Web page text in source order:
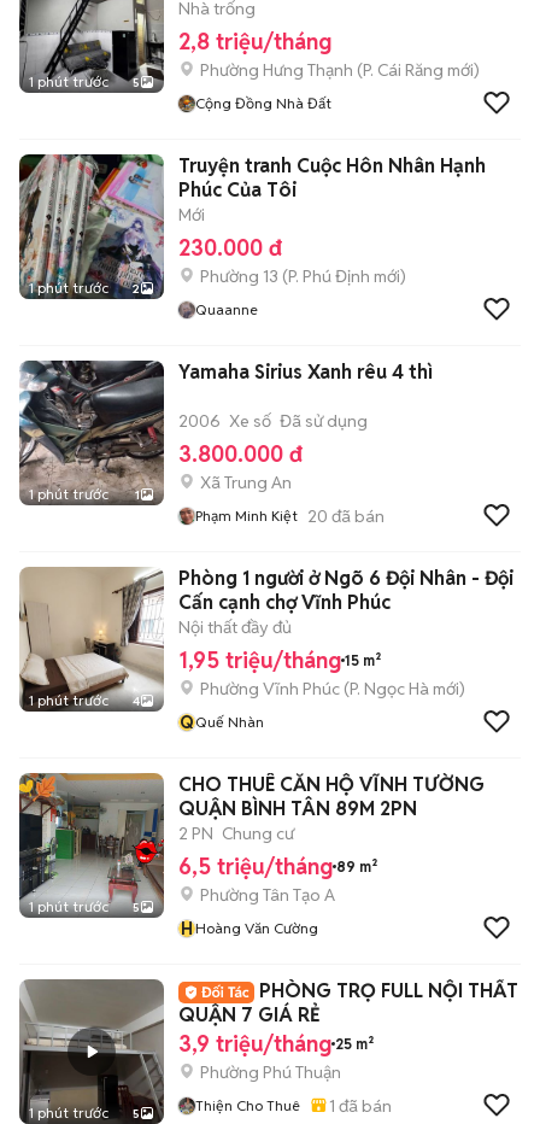
1 phút trước 5
Nhà trống
2,8 triệu/tháng
Phường Hưng Thạnh (P. Cái Răng mới)
Cộng Đồng Nhà Đất
1 phút trước 2
Truyện tranh Cuộc Hôn Nhân Hạnh
Phúc Của Tôi
Mới
230.000 đ
Phường 13 (P. Phú Định mới)
Quaanne
1 phút trước 1
Yamaha Sirius Xanh rêu 4 thì
2006 Xe số Đã sử dụng
3.800.000 đ
Xã Trung An
Phạm Minh Kiệt 20 đã bán
1 phút trước 4
Phòng 1 người ở Ngõ 6 Đội Nhân - Đội
Cấn cạnh chợ Vĩnh Phúc
Nội thất đầy đủ
1,95 triệu/tháng 15 m²
Phường Vĩnh Phúc (P. Ngọc Hà mới)
QQuế Nhàn
1 phút trước 5
CHO THUÊ CĂN HỘ VĨNH TƯỜNG
QUẬN BÌNH TÂN 89M 2PN
2 PN Chung cư
6,5 triệu/tháng 89 m²
Phường Tân Tạo A
HHoàng Văn Cường
1 phút trước 5
PHÒNG TRỌ FULL NỘI THẤT
QUẬN 7 GIÁ RẺ
3,9 triệu/tháng 25 m²
Phường Phú Thuận
Thiện Cho Thuê 1 đã bán